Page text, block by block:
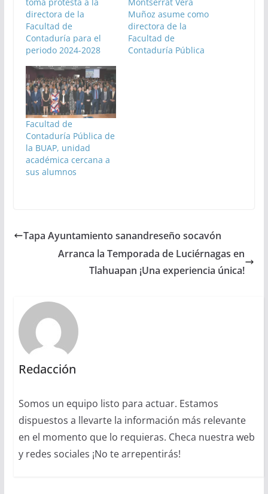
toma protesta a la
directora de la
Facultad de
Contaduría para el
periodo 2024-2028
Montserrat Vera
Muñoz asume como
directora de la
Facultad de
Contaduría Pública
Facultad de
Contaduría Pública de
la BUAP, unidad
académica cercana a
sus alumnos
Tapa Ayuntamiento sanandreseño socavón
Arranca la Temporada de Luciérnagas en
Tlahuapan ¡Una experiencia única!
Redacción
Somos un equipo listo para actuar. Estamos
dispuestos a llevarte la información más relevante
en el momento que lo requieras. Checa nuestra web
y redes sociales ¡No te arrepentirás!